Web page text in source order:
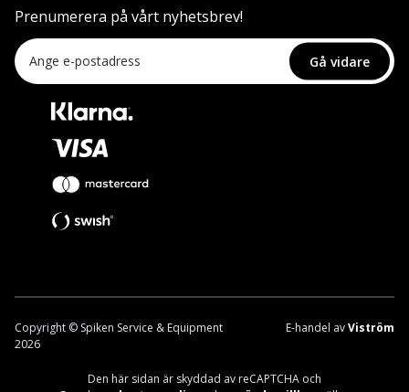
Prenumerera på vårt nyhetsbrev!
Gå vidare
Den här sidan är skyddad av reCAPTCHA och
Copyright © Spiken Service & Equipment
2026
E-handel avViström